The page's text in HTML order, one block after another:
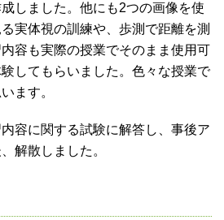
成しました。他にも2つの画像を使
実体視の訓練や、歩測で距離を測
容も実際の授業でそのまま使用可
してもらいました。色々な授業で
ます。
容に関する試験に解答し、事後ア
解散しました。